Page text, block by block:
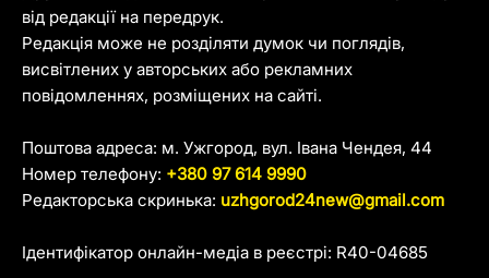
від редакції на передрук.
Редакція може не розділяти думок чи поглядів,
висвітлених у авторських або рекламних
повідомленнях, розміщених на сайті.
Поштова адреса: м. Ужгород, вул. Івана Чендея, 44
Номер телефону: +380 97 614 9990
Редакторська скринька: uzhgorod24new@gmail.com
Ідентифікатор онлайн-медіа в реєстрі: R40-04685